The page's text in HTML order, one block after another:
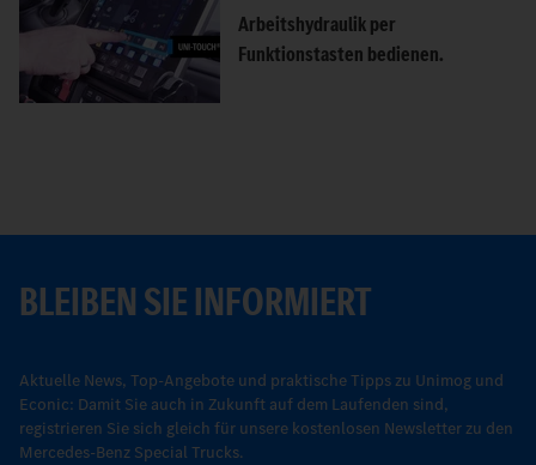
Arbeitshydraulik per
Funktionstasten bedienen.
BLEIBEN SIE INFORMIERT
Aktuelle News, Top-Angebote und praktische Tipps zu Unimog und
Econic: Damit Sie auch in Zukunft auf dem Laufenden sind,
registrieren Sie sich gleich für unsere kostenlosen Newsletter zu den
Mercedes-Benz Special Trucks.